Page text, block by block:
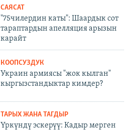
САЯСАТ
"75чилердин каты": Шаардык сот
тараптардын апелляция арызын
карайт
КООПСУЗДУК
Украин армиясы "жок кылган"
кыргызстандыктар кимдер?
ТАРЫХ ЖАНА ТАГДЫР
Үркүндү эскерүү: Кадыр мерген